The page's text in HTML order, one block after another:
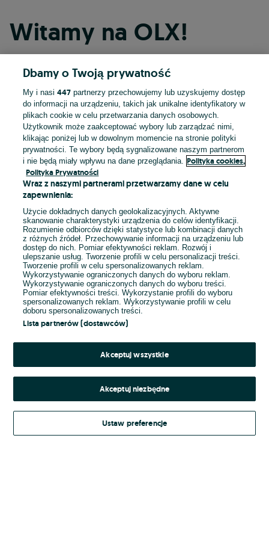
Witamy na OLX!
Kontynuuj przez Facebooka
Kontynuuj przez konto Apple
Kontynuuj przez konto Google
LUB
E-mail
Hasło
Kontynuując za pośrednictwem jednego z dostawców wskazanych powyżej,
Regulamin serwisu OLX.pl w jego aktualnym brzmieniu.
Dbamy o Twoją prywatność
My i nasi447 partnerzy przechowujemy lub uzyskujemy dostęp
do informacji na urządzeniu, takich jak unikalne identyfikatory w
plikach cookie w celu przetwarzania danych osobowych.
Użytkownik może zaakceptować wybory lub zarządzać nimi,
klikając poniżej lub w dowolnym momencie na stronie polityki
prywatności. Te wybory będą sygnalizowane naszym partnerom
i nie będą miały wpływu na dane przeglądania.
Polityka cookies,
Polityka Prywatności
Wraz z naszymi partnerami przetwarzamy dane w celu
zapewnienia:
Użycie dokładnych danych geolokalizacyjnych. Aktywne
skanowanie charakterystyki urządzenia do celów identyfikacji.
Rozumienie odbiorców dzięki statystyce lub kombinacji danych
z różnych źródeł. Przechowywanie informacji na urządzeniu lub
dostęp do nich. Pomiar efektywności reklam. Rozwój i
ulepszanie usług. Tworzenie profili w celu personalizacji treści.
Tworzenie profili w celu spersonalizowanych reklam.
Wykorzystywanie ograniczonych danych do wyboru reklam.
Wykorzystywanie ograniczonych danych do wyboru treści.
Pomiar efektywności treści. Wykorzystanie profili do wyboru
spersonalizowanych reklam. Wykorzystywanie profili w celu
doboru spersonalizowanych treści.
Lista partnerów (dostawców)
Akceptuj wszystkie
Akceptuj niezbędne
Ustaw preferencje